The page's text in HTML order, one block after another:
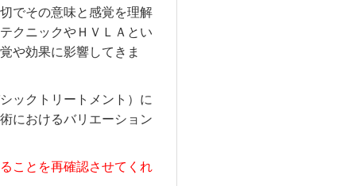
でその意味と感覚を理解
クニックやＨＶＬＡとい
や効果に影響してきま
ックトリートメント）に
におけるバリエーション
ことを再確認させてくれ